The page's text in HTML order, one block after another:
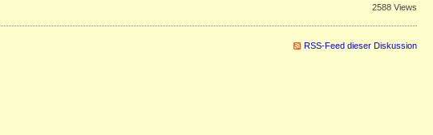
2588 Views
RSS-Feed dieser Diskussion